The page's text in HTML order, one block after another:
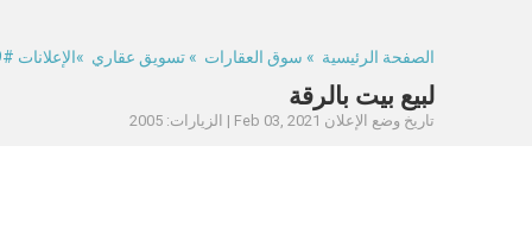
الصفحة الرئيسية » سوق العقارات » تسويق عقاري »الإعلانات #275079
لبيع بيت بالرقة
تاريخ وضع الإعلان Feb 03, 2021 | الزيارات: 2005